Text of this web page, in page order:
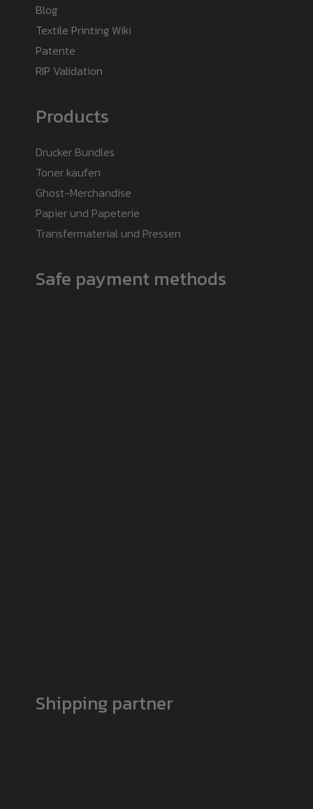
Blog
Textile Printing Wiki
Patente
RIP Validation
Products
Drucker Bundles
Toner kaufen
Ghost-Merchandise
Papier und Papeterie
Transfermaterial und Pressen
Safe payment methods
Shipping partner